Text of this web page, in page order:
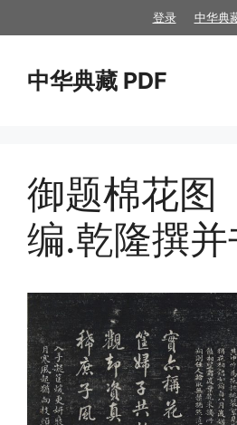
至
登录 中华典
中华典藏 PDF
御题棉花图
编.乾隆撰并